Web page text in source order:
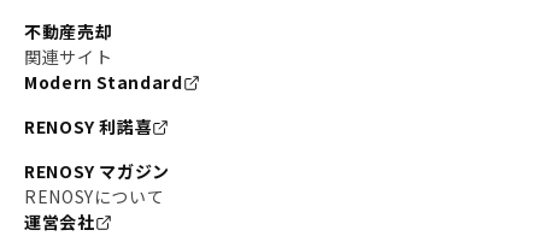
不動産売却
関連サイト
Modern Standard
RENOSY 利諾喜
RENOSY マガジン
RENOSYについて
運営会社